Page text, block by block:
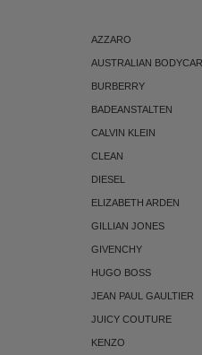
AZZARO
AUSTRALIAN
BURBERRY
BADEANSTALTEN
CALVIN KLEIN
CLEAN
DIESEL
ELIZABETH ARDEN
GILLIAN JONES
GIVENCHY
HUGO BOSS
JEAN PAUL GAULTIER
JUICY COUTURE
KENZO